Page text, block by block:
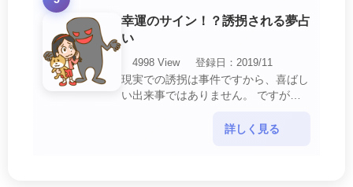
幸運のサイン！？誘拐される夢占
い
4998 View
登録日：2019/11
現実での誘拐は事件ですから、喜ばし
い出来事ではありません。 ですが、
詳しく見る